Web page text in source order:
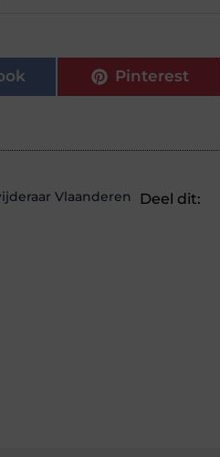
Pinterest
Vlaanderen Deel dit: